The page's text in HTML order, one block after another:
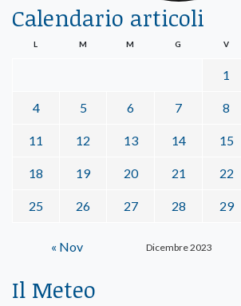
Calendario articoli
Dicembre 2023
L M M G V
1
4 5 6 7 8
11 12 13 14 15
18 19 20 21 22
25 26 27 28 29
« Nov
Il Meteo